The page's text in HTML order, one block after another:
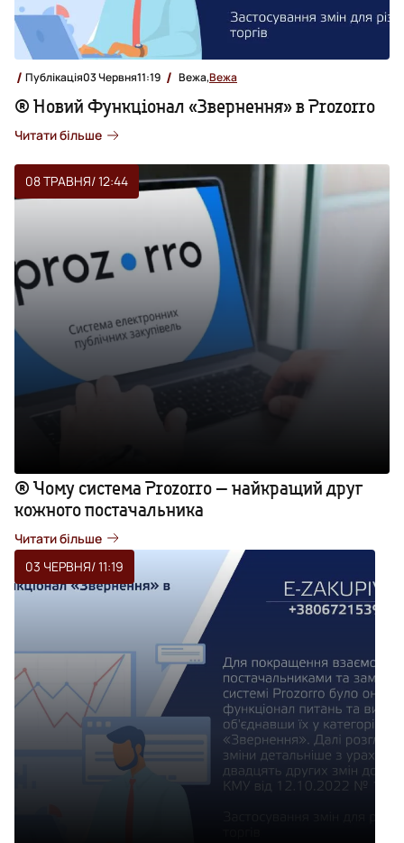
Публікація03 Червня11:19 Вежа,Вежа
® Новий Функціонал «Звернення» в Prozorro
Читати більше
08 ТРАВНЯ/ 12:44
® Чому система Prozorro — найкращий друг
кожного постачальника
Читати більше
03 ЧЕРВНЯ/ 11:19